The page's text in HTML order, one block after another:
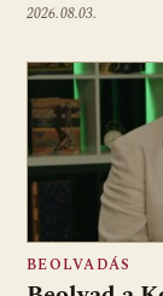
2026.08.03.
BEOLVADÁS